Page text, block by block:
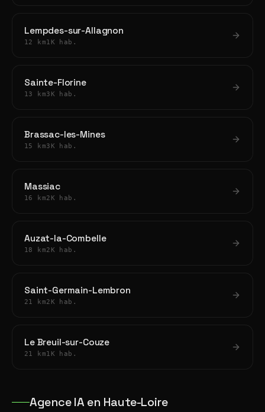
Lempdes-sur-Allagnon
12 km1K hab.
Sainte-Florine
13 km3K hab.
Brassac-les-Mines
15 km3K hab.
Massiac
16 km2K hab.
Auzat-la-Combelle
18 km2K hab.
Saint-Germain-Lembron
21 km2K hab.
Le Breuil-sur-Couze
21 km1K hab.
Agence IA en Haute-Loire